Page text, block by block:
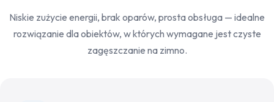
Niskie zużycie energii, brak oparów, prosta obsługa — idealne
rozwiązanie dla obiektów, w których wymagane jest czyste
zagęszczanie na zimno.